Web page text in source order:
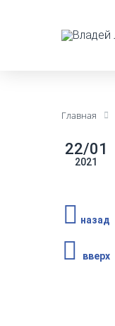
Главная
22/01
2021
назад
вверх